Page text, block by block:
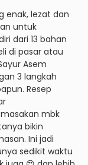
enak, lezat dan
untuk
dari 13 bahan
di pasar atau
Asem
3 langkah
Resep
mbk
bikin
Ini jadi
sedikit waktu